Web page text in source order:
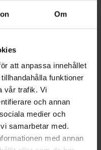
Om
att anpassa innehållet
funktioner
vår trafik. Vi
och annan
medier och
samarbetar med.
med annan
regionen.
såsom
är kärnan i
, chef för industriell
Finland.
uppskattas
värmepumpar som
vara det mest